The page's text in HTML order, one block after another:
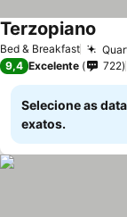
Bed & Breakfast
Terzopiano
9,4 Excelente 722
Selecione as
exatos.